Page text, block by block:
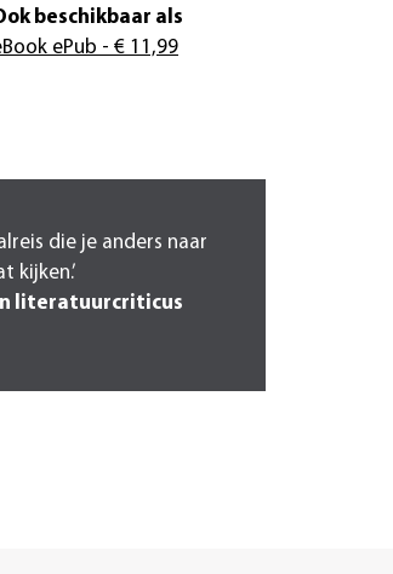
beschikbaar als
ePub - € 11,99
die je anders naar
kijken.’
literatuurcriticus